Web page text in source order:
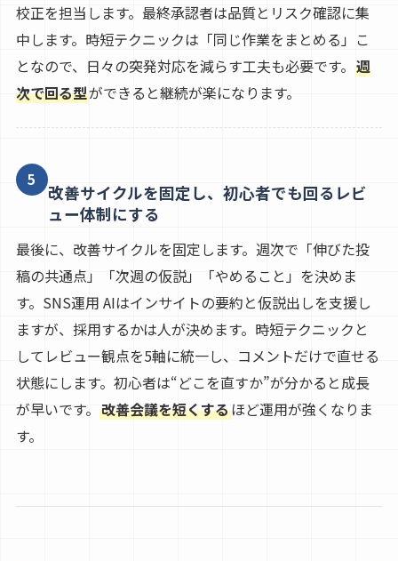
校正を担当します。最終承認者は品質とリスク確認に集
中します。時短テクニックは「同じ作業をまとめる」こ
となので、日々の突発対応を減らす工夫も必要です。 週
次で回る型ができると継続が楽になります。
5
改善サイクルを固定し、初心者でも回るレビ
ュー体制にする
最後に、改善サイクルを固定します。週次で「伸びた投
稿の共通点」「次週の仮説」「やめること」を決めま
す。SNS運用 AIはインサイトの要約と仮説出しを支援し
ますが、採用するかは人が決めます。時短テクニックと
してレビュー観点を5軸に統一し、コメントだけで直せる
状態にします。初心者は“どこを直すか”が分かると成長
が早いです。 改善会議を短くするほど運用が強くなりま
す。